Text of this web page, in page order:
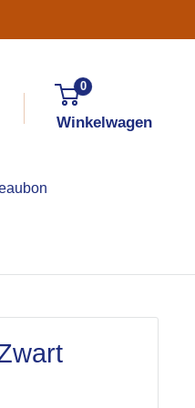
0
Winkelwagen